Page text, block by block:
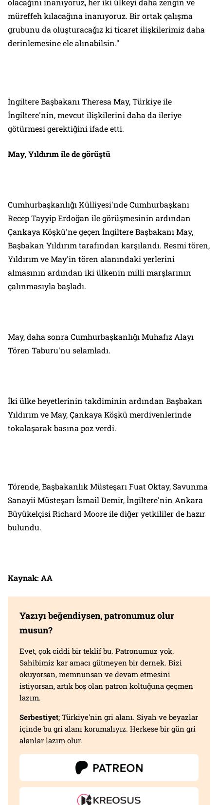
olacağını inanıyoruz, her iki ülkeyi daha zengin ve
müreffeh kılacağına inanıyoruz. Bir ortak çalışma
grubunu da oluşturacağız ki ticaret ilişkilerimiz daha
derinlemesine ele alınabilsin."
İngiltere Başbakanı Theresa May, Türkiye ile
İngiltere'nin, mevcut ilişkilerini daha da ileriye
götürmesi gerektiğini ifade etti.
May, Yıldırım ile de görüştü
Cumhurbaşkanlığı Külliyesi'nde Cumhurbaşkanı
Recep Tayyip Erdoğan ile görüşmesinin ardından
Çankaya Köşkü'ne geçen İngiltere Başbakanı May,
Başbakan Yıldırım tarafından karşılandı. Resmi tören,
Yıldırım ve May'in tören alanındaki yerlerini
almasının ardından iki ülkenin milli marşlarının
çalınmasıyla başladı.
May, daha sonra Cumhurbaşkanlığı Muhafız Alayı
Tören Taburu'nu selamladı.
İki ülke heyetlerinin takdiminin ardından Başbakan
Yıldırım ve May, Çankaya Köşkü merdivenlerinde
tokalaşarak basına poz verdi.
Törende, Başbakanlık Müsteşarı Fuat Oktay, Savunma
Sanayii Müsteşarı İsmail Demir, İngiltere'nin Ankara
Büyükelçisi Richard Moore ile diğer yetkililer de hazır
bulundu.
Kaynak: AA
Yazıyı beğendiysen, patronumuz olur
musun?
Evet, çok ciddi bir teklif bu. Patronumuz yok.
Sahibimiz kar amacı gütmeyen bir dernek. Bizi
okuyorsan, memnunsan ve devam etmesini
istiyorsan, artık boş olan patron koltuğuna geçmen
lazım.
Serbestiyet; Türkiye'nin gri alanı. Siyah ve beyazlar
içinde bu gri alanı korumalıyız. Herkese bir gün gri
alanlar lazım olur.